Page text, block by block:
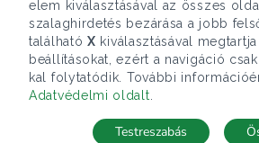
elem kiválasztásával az összes
szalaghirdetés bezárása a jobb
található X kiválasztásával megtartja
beállításokat, ezért a navigáció
kal folytatódik. További
Adatvédelmi oldalt
Testreszabás